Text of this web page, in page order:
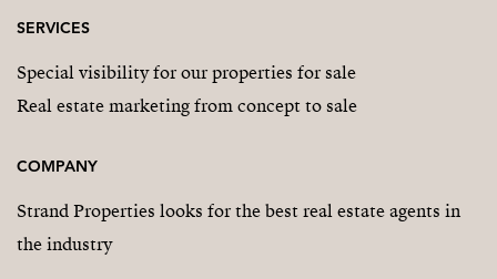
SERVICES
Special visibility for our properties for sale
Real estate marketing from concept to sale
COMPANY
Strand Properties looks for the best real estate agents in
the industry